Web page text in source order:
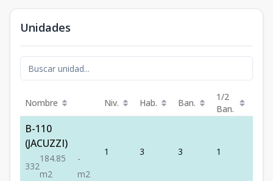
Unidades
Nombre Niv. Hab. Ban.
1/2
Ban.
B-110
(JACUZZI)
332
184.85
m2
-
m2
1 3 3 1